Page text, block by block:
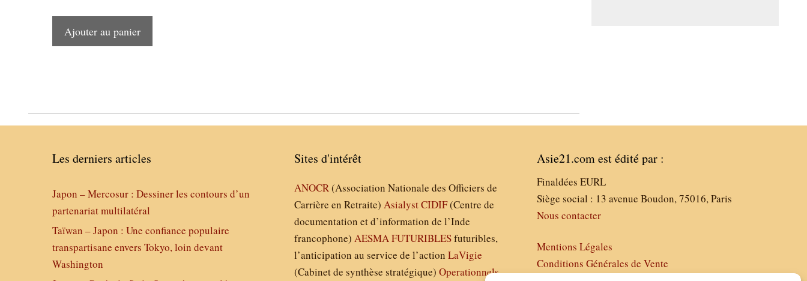
Ajouter au panier
Les derniers articles
Japon – Mercosur : Dessiner les contours d’un
partenariat multilatéral
Taïwan – Japon : Une confiance populaire
transpartisane envers Tokyo, loin devant
Washington
Sites d'intérêt
ANOCR(Association Nationale des Officiers de
Carrière en Retraite)AsialystCIDIF(Centre de
documentation et d’information de l’Inde
francophone)AESMAFUTURIBLESfuturibles,
l’anticipation au service de l’actionLaVigie
(Cabinet de synthèse stratégique)Operationnels
Asie21.com est édité par :
Finaldées EURL
Siège social : 13 avenue Boudon, 75016, Paris
Nous contacter
Mentions Légales
Conditions Générales de Vente